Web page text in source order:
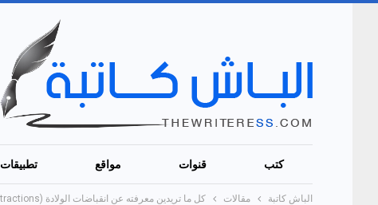
كتب قنوات مواقع تطبيقات
الباش كاتبة مقالات كل ما تريدين معرفته عن انقباضات الولادة (Labor Contractions)!